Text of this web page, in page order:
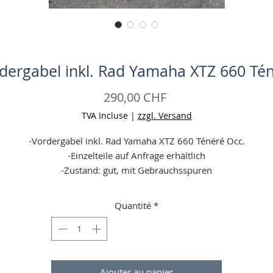
inkl. Rad Yamaha XTZ 660
290,00 CHFPrix
TVA Incluse| zzgl. Versand
-Vordergabel inkl. Rad Yamaha XTZ 660 Ténéré Occ.
-Einzelteile auf Anfrage erhältlich
-Zustand: gut, mit Gebrauchsspuren
Falschbestellungen gelten nicht!) = Geld zurück)
-Angaben ohne Gewähr
Quantité *